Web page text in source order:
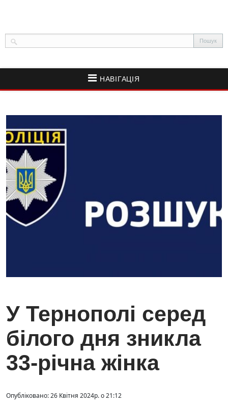
НАВІГАЦІЯ
У Тернополі серед
білого дня зникла
33-річна жінка
Опубліковано: 26 Квітня 2024р. о 21:12